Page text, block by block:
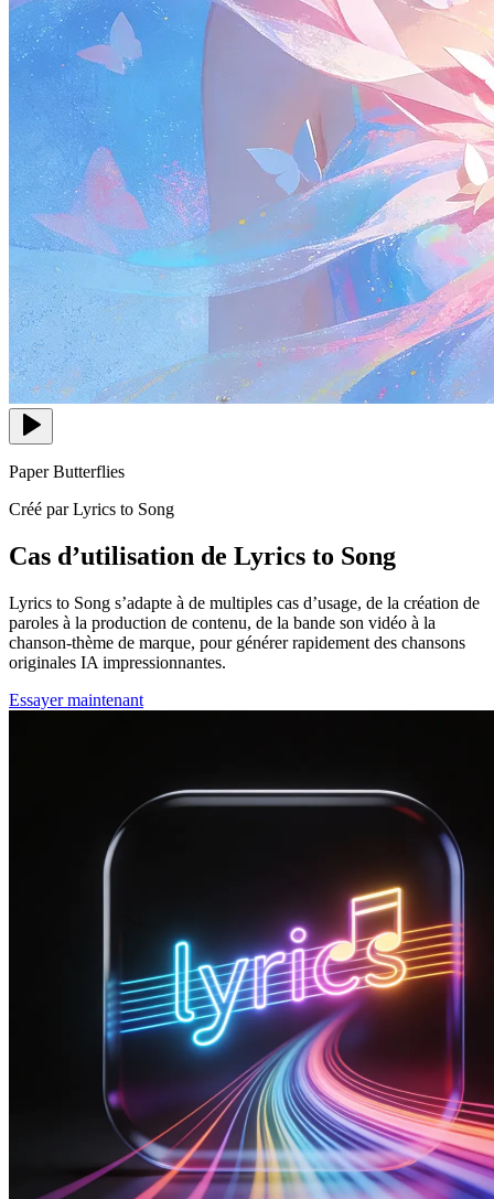
Paper Butterflies
Créé par Lyrics to Song
Cas d’utilisation de Lyrics to Song
Lyrics to Song s’adapte à de multiples cas d’usage, de la création de
paroles à la production de contenu, de la bande son vidéo à la
chanson-thème de marque, pour générer rapidement des chansons
originales IA impressionnantes.
Essayer maintenant